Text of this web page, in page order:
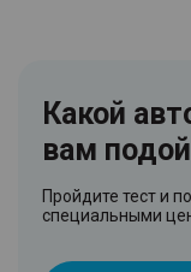
Какой
вам
Пройдите тест и
специальными